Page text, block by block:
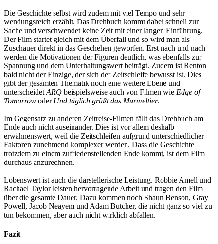
Die Geschichte selbst wird zudem mit viel Tempo und sehr
wendungsreich erzählt. Das Drehbuch kommt dabei schnell zur
Sache und verschwendet keine Zeit mit einer langen Einführung.
Der Film startet gleich mit dem Überfall und so wird man als
Zuschauer direkt in das Geschehen geworfen. Erst nach und nach
werden die Motivationen der Figuren deutlich, was ebenfalls zur
Spannung und dem Unterhaltungswert beiträgt. Zudem ist Renton
bald nicht der Einzige, der sich der Zeitschleife bewusst ist. Dies
gibt der gesamten Thematik noch eine weitere Ebene und
unterscheidet ARQ beispielsweise auch von Filmen wie Edge of
Tomorrow oder Und täglich grüßt das Murmeltier.
Im Gegensatz zu anderen Zeitreise-Filmen fällt das Drehbuch am
Ende auch nicht auseinander. Dies ist vor allem deshalb
erwähnenswert, weil die Zeitschleifen aufgrund unterschiedlicher
Faktoren zunehmend komplexer werden. Dass die Geschichte
trotzdem zu einem zufriedenstellenden Ende kommt, ist dem Film
durchaus anzurechnen.
Lobenswert ist auch die darstellerische Leistung. Robbie Amell und
Rachael Taylor leisten hervorragende Arbeit und tragen den Film
über die gesamte Dauer. Dazu kommen noch Shaun Benson, Gray
Powell, Jacob Neayem und Adam Butcher, die nicht ganz so viel zu
tun bekommen, aber auch nicht wirklich abfallen.
Fazit